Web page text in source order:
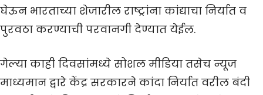
घेऊन भारताच्या शेजारील राष्ट्रांना कांद्याचा निर्यात व
पुरवठा करण्याची परवानगी देण्यात येईल.
गेल्या काही दिवसांमध्ये सोशल मीडिया तसेच न्यूज
माध्यमान द्वारे केंद्र सरकारने कांदा निर्यात वरील बंदी